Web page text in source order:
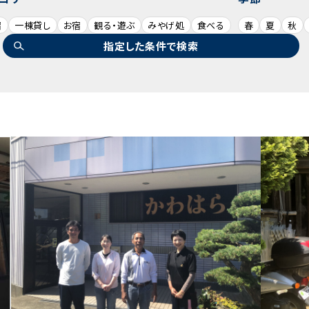
一棟貸し お宿 観る・遊ぶ みやげ処 食べる 春 夏 秋